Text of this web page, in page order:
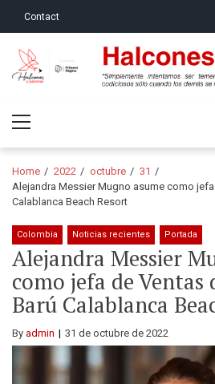
Contact
Halcones y
Menu
Home 2022 octubre
31
Alejandra Messier Mugno asume como
Calablanca Beach Resort
Colombia Noticias recientes Portada
Alejandra Messier
como jefa de Ventas
Barú Calablanca
By admin 31 de octubre de 2022